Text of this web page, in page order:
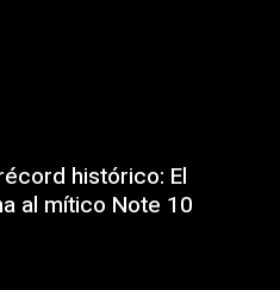
histórico: El
al mítico Note 10